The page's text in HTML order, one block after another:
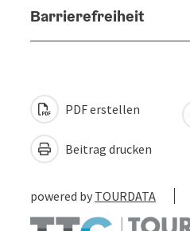
Barrierefreiheit
PDF erstellen
Beitrag drucken
powered by TOURDATA